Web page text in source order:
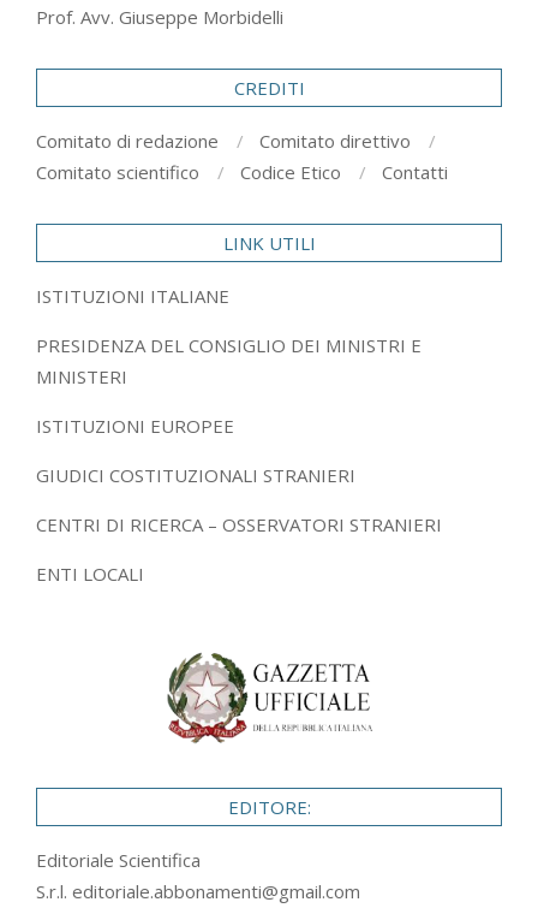
Prof. Avv. Giuseppe Morbidelli
CREDITI
Comitato di redazione
Comitato direttivo
Comitato scientifico
Codice Etico Contatti
LINK UTILI
ISTITUZIONI ITALIANE
PRESIDENZA DEL CONSIGLIO DEI MINISTRI E
MINISTERI
ISTITUZIONI EUROPEE
GIUDICI COSTITUZIONALI STRANIERI
CENTRI DI RICERCA – OSSERVATORI STRANIERI
ENTI LOCALI
EDITORE:
Editoriale Scientifica
S.r.l. editoriale.abbonamenti@gmail.com